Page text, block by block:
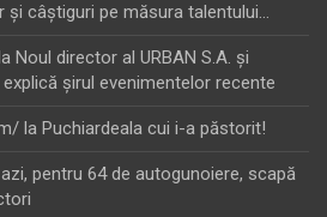
şi câştiguri pe măsura talentului…
Noul director al URBAN S.A. şi
şirul evenimentelor recente
la Puchiardeala cui i-a păstorit!
pentru 64 de autogunoiere, scapă